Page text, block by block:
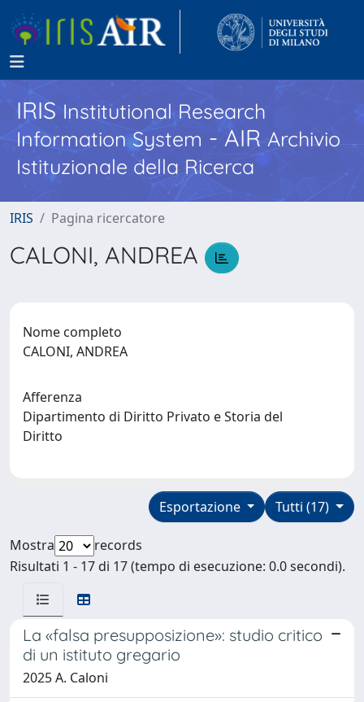
IRISInstitutional Research
Information System - AIR Archivio
Istituzionale della Ricerca
IRIS Pagina ricercatore
CALONI, ANDREA
Nome completo
CALONI, ANDREA
Afferenza
Dipartimento di Diritto Privato e Storia del
Diritto
Tutti (17)
Esportazione
Mostra
records
Risultati 1 - 17 di 17 (tempo di esecuzione: 0.0 secondi).
La «falsa presupposizione»: studio critico
di un istituto gregario
2025 A. Caloni